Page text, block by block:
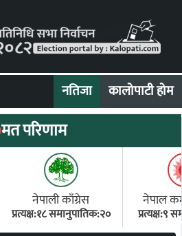
नतिजा कालोपाटी होम
मत परिणाम
नेपाली काँग्रेस
प्रत्यक्ष:१८ समानुपातिक:२०
नेपाल
प्रत्यक्ष:९